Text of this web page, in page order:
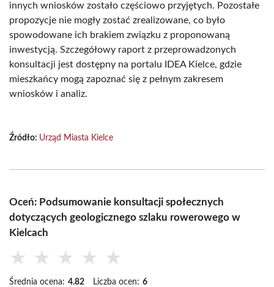
innych wniosków zostało częściowo przyjętych. Pozostałe
propozycje nie mogły zostać zrealizowane, co było
spowodowane ich brakiem związku z proponowaną
inwestycją. Szczegółowy raport z przeprowadzonych
konsultacji jest dostępny na portalu IDEA Kielce, gdzie
mieszkańcy mogą zapoznać się z pełnym zakresem
wniosków i analiz.
Źródło: Urząd Miasta Kielce
Oceń: Podsumowanie konsultacji społecznych
dotyczących geologicznego szlaku rowerowego w
Kielcach
★ ★ ★ ★ ★
Średnia ocena: 4.82 Liczba ocen: 6